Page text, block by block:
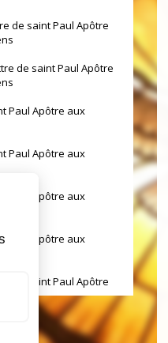
de saint Paul Apôtre
de saint Paul Apôtre
Paul Apôtre aux
Paul Apôtre aux
Paul Apôtre aux
Paul Apôtre aux
de saint Paul Apôtre
de saint Paul Apôtre